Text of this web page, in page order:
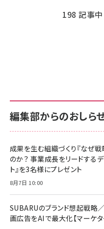
198 記事
編集部からのおしら
成果を生む組織づくり『なぜ
のか？ 事業成長をリードする
ト』を3名様にプレゼント
8月7日 10:00
SUBARUのブランド想起戦略
画広告をAIで最大化【マーケ